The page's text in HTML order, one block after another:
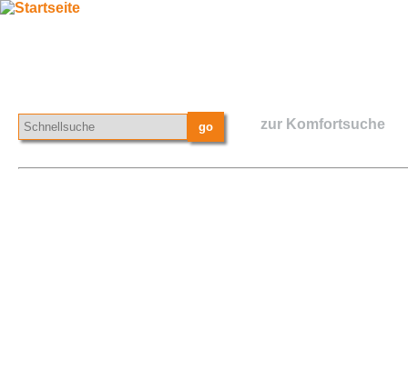
zur Komfortsuche